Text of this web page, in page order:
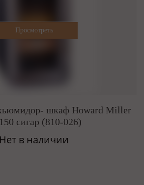
шкаф Howard Miller
сигар (810-026)
Нет в наличии